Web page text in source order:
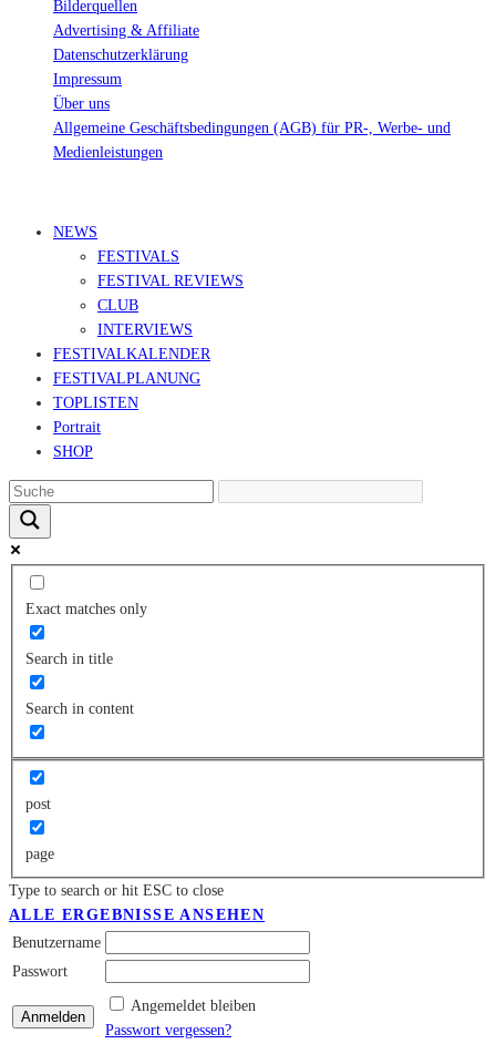
Bilderquellen
Advertising & Affiliate
Datenschutzerklärung
Impressum
Über uns
Allgemeine Geschäftsbedingungen (AGB) für PR-, Werbe- und
Medienleistungen
NEWS
FESTIVALS
FESTIVAL REVIEWS
CLUB
INTERVIEWS
FESTIVALKALENDER
FESTIVALPLANUNG
TOPLISTEN
Portrait
SHOP
Exact matches only
Search in title
Search in content
post
page
Type to search or hit ESC to close
ALLE ERGEBNISSE ANSEHEN
Benutzername
Passwort
Angemeldet bleiben
Passwort vergessen?